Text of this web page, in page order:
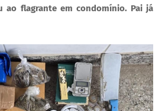
ao flagrante em condomínio. Pai já